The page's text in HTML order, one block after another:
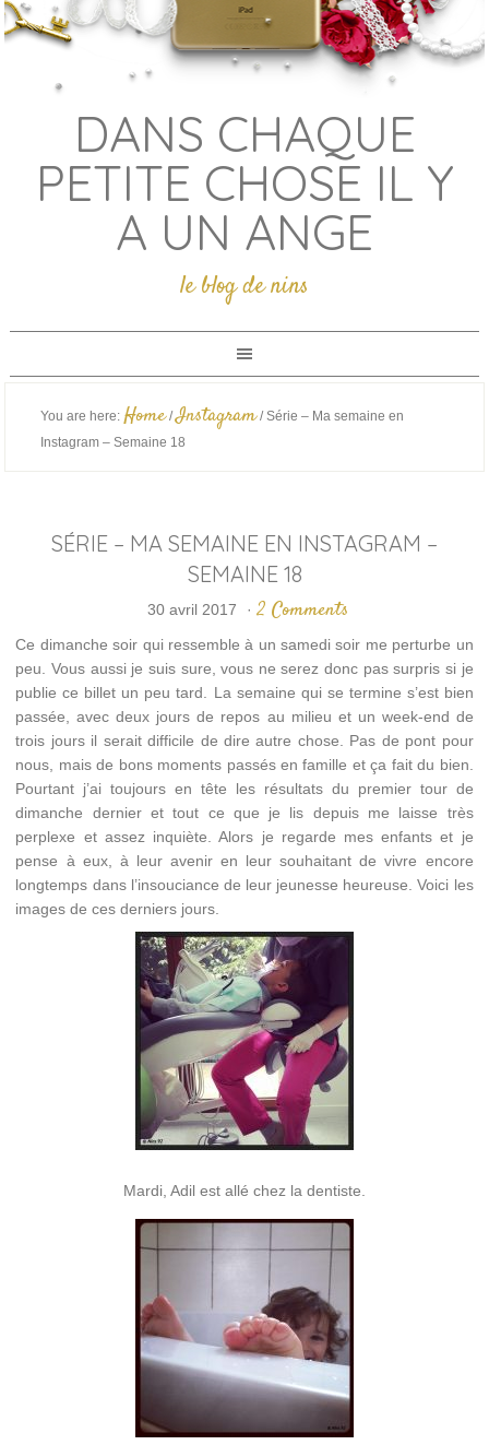
DANS CHAQUE
PETITE CHOSE IL Y
A UN ANGE
le blog de nins
You are here: Home / Instagram /Série – Ma semaine en
Instagram – Semaine 18
SÉRIE – MA SEMAINE EN INSTAGRAM –
SEMAINE 18
30 avril 2017 · 2 Comments
Ce dimanche soir qui ressemble à un samedi soir me perturbe un
peu. Vous aussi je suis sure, vous ne serez donc pas surpris si je
publie ce billet un peu tard. La semaine qui se termine s’est bien
passée, avec deux jours de repos au milieu et un week-end de
trois jours il serait difficile de dire autre chose. Pas de pont pour
nous, mais de bons moments passés en famille et ça fait du bien.
Pourtant j’ai toujours en tête les résultats du premier tour de
dimanche dernier et tout ce que je lis depuis me laisse très
perplexe et assez inquiète. Alors je regarde mes enfants et je
pense à eux, à leur avenir en leur souhaitant de vivre encore
longtemps dans l’insouciance de leur jeunesse heureuse. Voici les
images de ces derniers jours.
Mardi, Adil est allé chez la dentiste.